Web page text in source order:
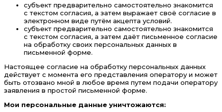
субъект предварительно самостоятельно знакомится
с текстом согласия, а затем выражает своё согласие в
электронном виде путём акцепта условий.
субъект предварительно самостоятельно знакомится
с текстом согласия, а затем даёт письменное согласие
на обработку своих персональных данных в
письменной форме.
Настоящее согласие на обработку персональных данных
действует с момента его представления оператору и может
быть отозвано мной в любое время путем подачи оператору
заявления в простой письменной форме.
Мои персональные данные уничтожаются: